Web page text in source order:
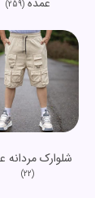
(259)
شلوارک مردانه
(22)